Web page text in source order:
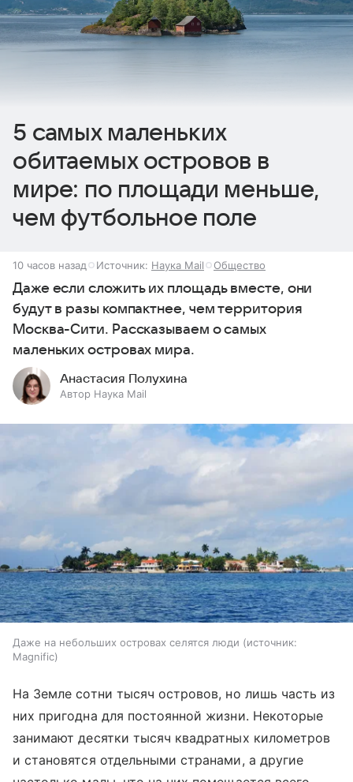
5 самых маленьких
обитаемых островов в
мире: по площади меньше,
чем футбольное поле
10 часов назад Источник: Наука Mail Общество
Даже если сложить их площадь вместе, они
будут в разы компактнее, чем территория
Москва-Сити. Рассказываем о самых
маленьких островах мира.
Анастасия Полухина
Автор Наука Mail
Даже на небольших островах селятся люди
источник:
Magnific
На Земле сотни тысяч островов, но лишь часть из
них пригодна для постоянной жизни. Некоторые
занимают десятки тысяч квадратных километров
и становятся отдельными странами, а другие